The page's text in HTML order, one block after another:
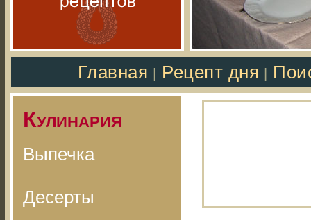
Главная Рецепт дня
Кулинария
Выпечка
Десерты